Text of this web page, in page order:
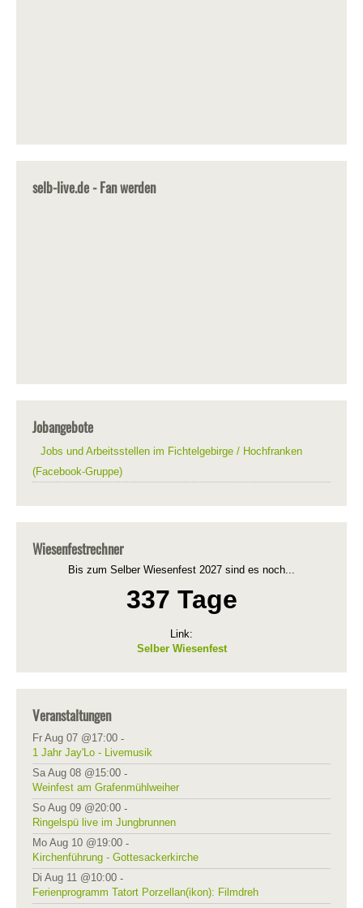
selb-live.de - Fan werden
Jobangebote
Jobs und Arbeitsstellen im Fichtelgebirge / Hochfranken
(Facebook-Gruppe)
Wiesenfestrechner
Bis zum Selber Wiesenfest 2027 sind es noch...
337 Tage
Link:
Selber Wiesenfest
Veranstaltungen
Fr Aug 07 @17:00 -
1 Jahr Jay'Lo - Livemusik
Sa Aug 08 @15:00 -
Weinfest am Grafenmühlweiher
So Aug 09 @20:00 -
Ringelspü live im Jungbrunnen
Mo Aug 10 @19:00 -
Kirchenführung - Gottesackerkirche
Di Aug 11 @10:00 -
Ferienprogramm Tatort Porzellan(ikon): Filmdreh